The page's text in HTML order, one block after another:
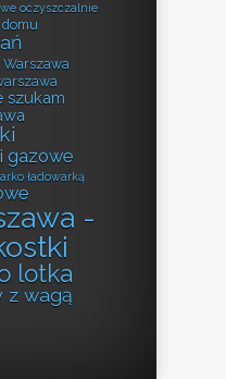
oczyszczalnie
szukam
gazowe
ładowarką
-
lotka
z wagą